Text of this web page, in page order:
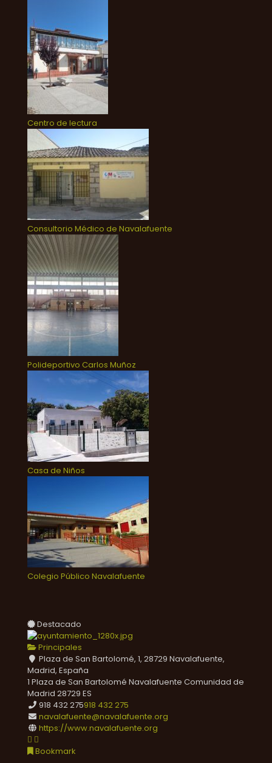
Centro de lectura
Consultorio Médico de Navalafuente
Polideportivo Carlos Muñoz
Casa de Niños
Colegio Público Navalafuente
Destacado
Principales
Plaza de San Bartolomé, 1, 28729 Navalafuente,
Madrid, España
1 Plaza de San Bartolomé Navalafuente Comunidad de
Madrid 28729 ES
918 432 275918 432 275
navalafuente@navalafuente.org
https://www.navalafuente.org
Bookmark